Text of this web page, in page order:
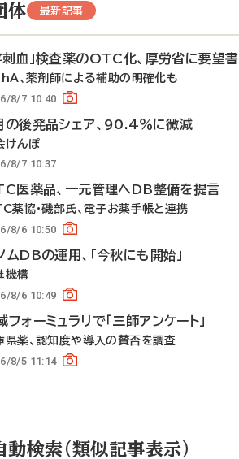
体 最新記事
刺血」検査薬のOTC化、厚労省に要望書
、薬剤師による補助の明確化も
8/7 10:40
の後発品シェア、90.4％に微減
けんぽ
8/7 10:37
医薬品、一元管理へDB整備を提言
薬協・磯部氏、電子お薬手帳と連携
8/6 10:50
ムDBの運用、「今秋にも開始」
機構
8/6 10:49
フォーミュラリで「三師アンケート」
県薬、認知度や導入の賛否を調査
8/5 11:14
動検索（類似記事表示）